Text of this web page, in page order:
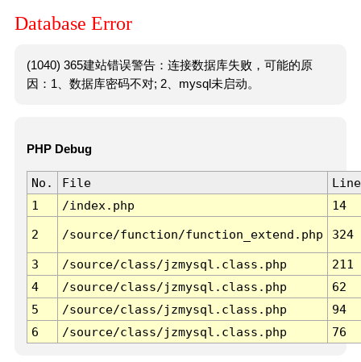
Database Error
(1040) 365建站错误警告：连接数据库失败，可能的原
因：1、数据库密码不对; 2、mysql未启动。
PHP Debug
No. File
Line
1
/index.php 14
2 /source/function/function_extend.php 324
3 /source/class/jzmysql.class.php
211
4
/source/class/jzmysql.class.php
62
5
/source/class/jzmysql.class.php
94
6
/source/class/jzmysql.class.php 76